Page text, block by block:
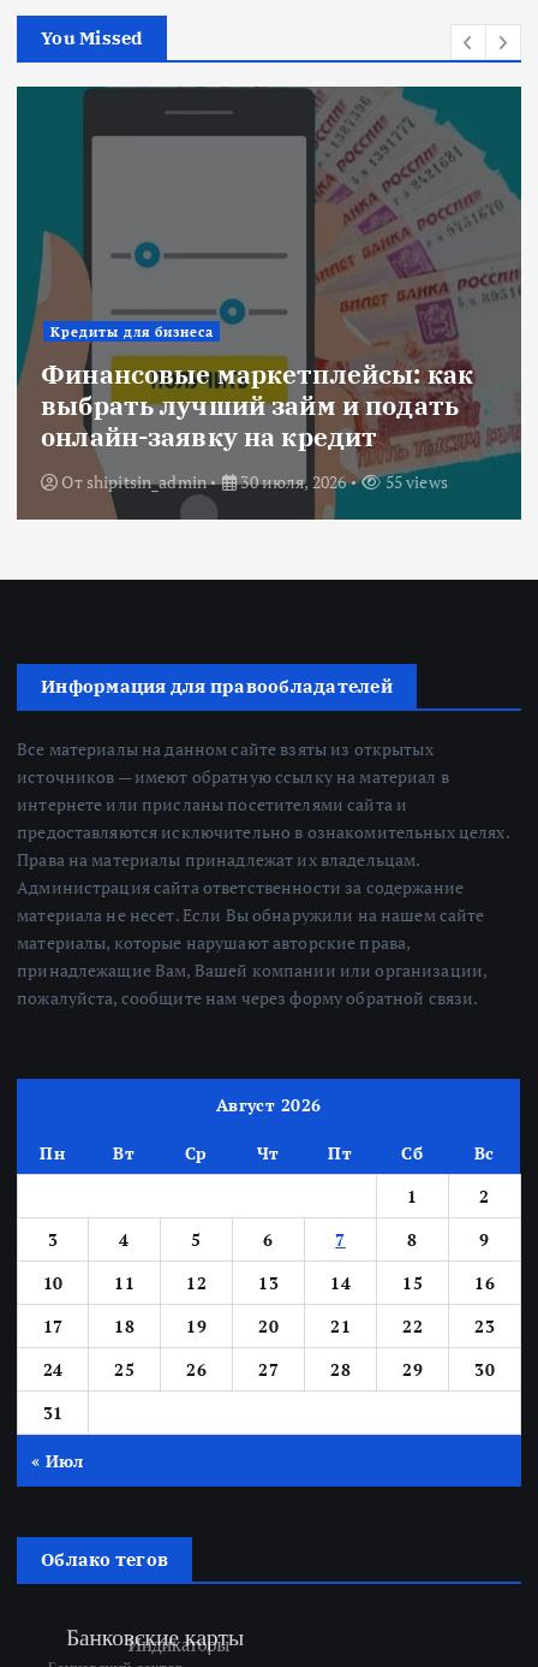
You Missed
Кредиты для бизнеса
Финансовые маркетплейсы: как
выбрать лучший займ и подать
онлайн-заявку на кредит
От shipitsin_admin 30 июля, 2026 55 views
Информация для правообладателей
Все материалы на данном сайте взяты из открытых
источников — имеют обратную ссылку на материал в
интернете или присланы посетителями сайта и
предоставляются исключительно в ознакомительных целях.
Права на материалы принадлежат их владельцам.
Администрация сайта ответственности за содержание
материала не несет. Если Вы обнаружили на нашем сайте
материалы, которые нарушают авторские права,
принадлежащие Вам, Вашей компании или организации,
пожалуйста, сообщите нам через форму обратной связи.
Август 2026
Пн Вт Ср Чт Пт Сб
Вс
1
2
3
4 5 6 7 8
9
10
11 12 13 14 15
16
17
18 19 20 21 22
23
24
25 26 27 28 29
30
31
« Июл
Облако тегов